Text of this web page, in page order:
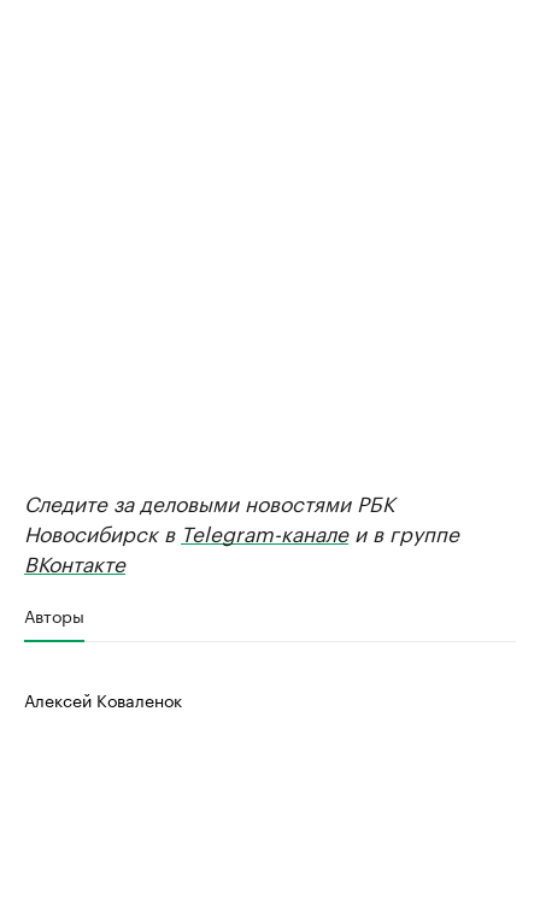
Следите за деловыми новостями РБК
Новосибирск в Telegram-каналеи в группе
ВКонтакте
Авторы
Алексей Коваленок